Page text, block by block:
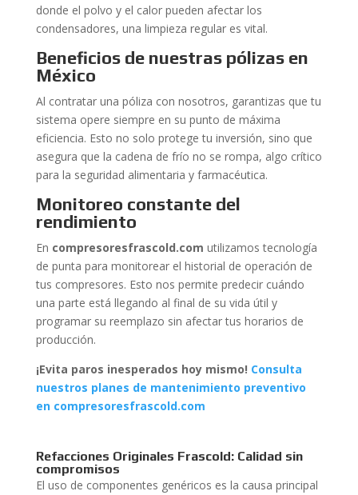
donde el polvo y el calor pueden afectar los
condensadores, una limpieza regular es vital.
Beneficios de nuestras pólizas en
México
Al contratar una póliza con nosotros, garantizas que tu
sistema opere siempre en su punto de máxima
eficiencia. Esto no solo protege tu inversión, sino que
asegura que la cadena de frío no se rompa, algo crítico
para la seguridad alimentaria y farmacéutica.
Monitoreo constante del
rendimiento
En compresoresfrascold.com utilizamos tecnología
de punta para monitorear el historial de operación de
tus compresores. Esto nos permite predecir cuándo
una parte está llegando al final de su vida útil y
programar su reemplazo sin afectar tus horarios de
producción.
¡Evita paros inesperados hoy mismo! Consulta
nuestros planes de mantenimiento preventivo
en compresoresfrascold.com
Refacciones Originales Frascold: Calidad sin
compromisos
El uso de componentes genéricos es la causa principal